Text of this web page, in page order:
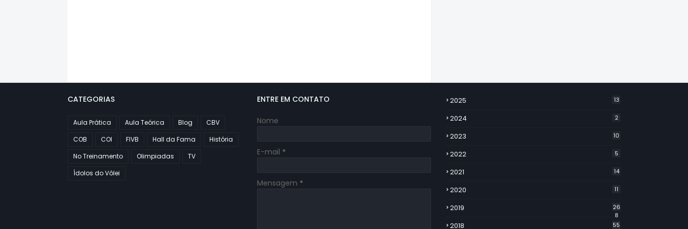
CATEGORIAS
Aula Prática Aula Teórica Blog
CBV
COB
COI FIVB Hall da Fama
História
No Treinamento
Olimpiadas
TV
Ídolos do Vôlei
ENTRE EM CONTATO
Nome
E-mail *
Mensagem *
2025 13
2024 2
2023 10
2022 5
2021 14
2020 11
2019
26
8
2018 55